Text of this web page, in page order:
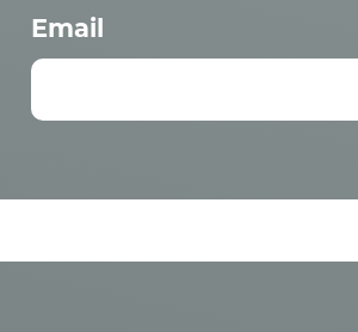
Email